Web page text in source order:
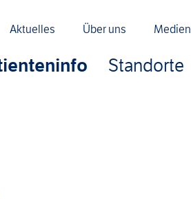
Aktuelles Über uns Medien
Standorte